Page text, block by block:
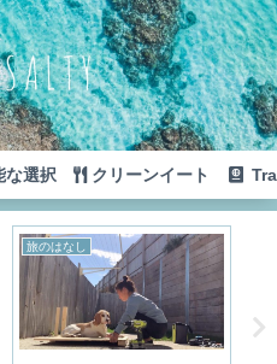
選択 クリーンイート
旅のはなし